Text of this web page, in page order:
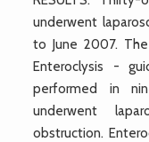
underwent
to June 2007.
Enteroclysis -
performed in
underwent
obstruction.